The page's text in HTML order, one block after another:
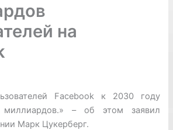
на
Facebook к 2030 году
– об этом заявил
Марк Цукерберг.